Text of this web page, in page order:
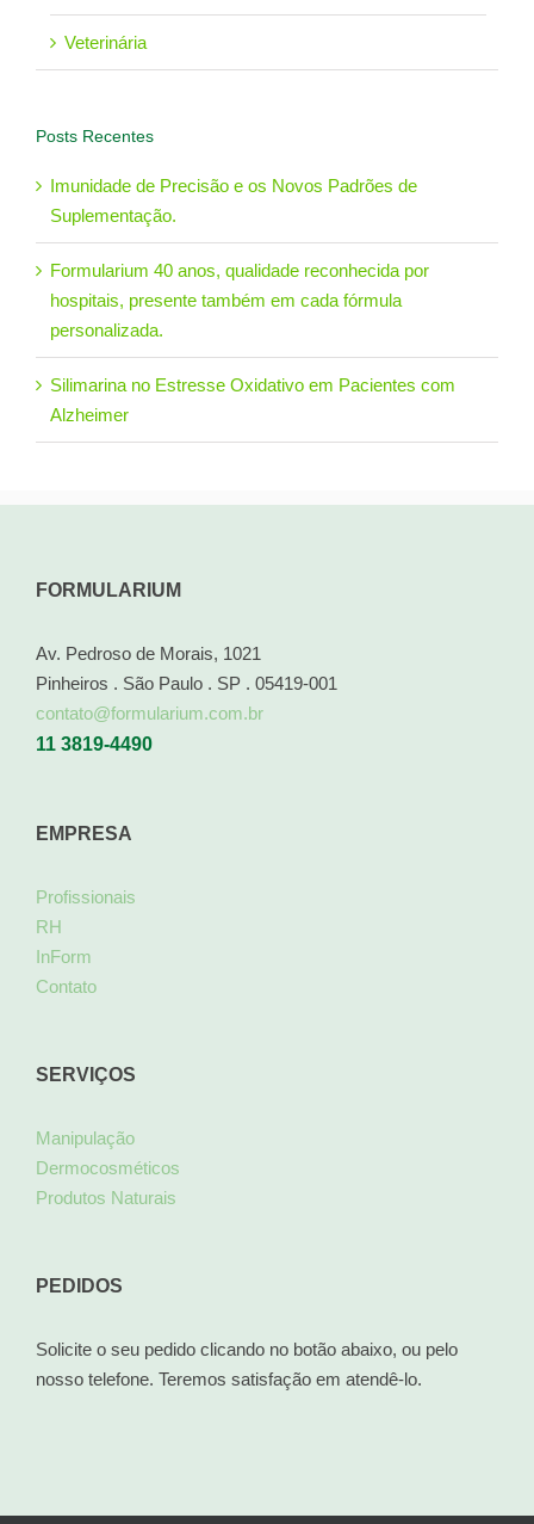
Veterinária
Posts Recentes
Imunidade de Precisão e os Novos Padrões de
Suplementação.
Formularium 40 anos, qualidade reconhecida por
hospitais, presente também em cada fórmula
personalizada.
Silimarina no Estresse Oxidativo em Pacientes com
Alzheimer
FORMULARIUM
Av. Pedroso de Morais, 1021
Pinheiros . São Paulo . SP . 05419-001
contato@formularium.com.br
11 3819-4490
EMPRESA
Profissionais
RH
InForm
Contato
SERVIÇOS
Manipulação
Dermocosméticos
Produtos Naturais
PEDIDOS
Solicite o seu pedido clicando no botão abaixo, ou pelo
nosso telefone. Teremos satisfação em atendê-lo.